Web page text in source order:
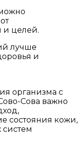
и целей.
лучше
и
организма с
Сова важно
состояния кожи,